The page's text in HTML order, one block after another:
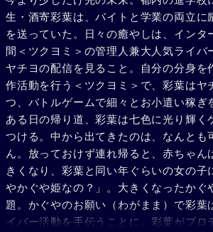
生・酒寄彩葉は、バイトと学業の両立に
を送っていた。日々の癒やしは、インタ
間＜ツクヨミ＞の管理人兼大人気ライバ
ヤチヨの配信を見ること。自分の分身を
作活動を行う＜ツクヨミ＞で、彩葉はヤ
つ、バトルゲームで細々とお小遣い稼ぎ
ある日の帰り道、彩葉は七色に光り輝く
つける。中から出てきたのは、なんとも
ん。放っておけず連れ帰ると、赤ちゃん
きくなり、彩葉と同い年ぐらいの女の子
やかぐや姫なの？」。大きくなったかぐ
題。かぐやのお願い（わがまま）で彩葉
イバー活動を手伝うことに。彩葉がプロ